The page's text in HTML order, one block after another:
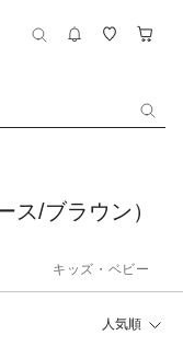
ス/ブラウン）
キッズ・ベビー
人気順